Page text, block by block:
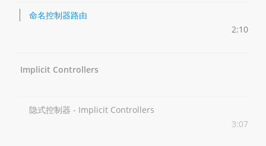
命名控制器路由
2:10
Implicit Controllers
隐式控制器 - Implicit Controllers
3:07